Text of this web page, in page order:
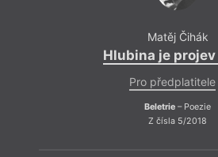
Matěj Čihák
Hlubina je
Pro předplatitele
Beletrie – Poezie
Z čísla 5/2018